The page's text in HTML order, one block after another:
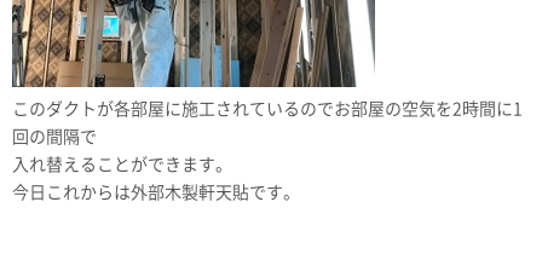
このダクトが各部屋に施工されているのでお部屋の空気を2時間に1
回の間隔で
入れ替えることができます。
今日これからは外部木製軒天貼です。